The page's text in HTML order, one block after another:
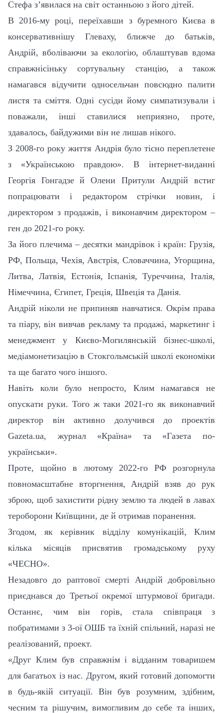
Стефа з’явилася на світ останньою з його дітей.
В 2016-му році, переїхавши з буремного Києва в
консервативнішу Глеваху, ближче до батьків,
Андрій, вболіваючи за екологію, облаштував вдома
справжнісіньку сортувальну станцію, а також
намагався відучити односельчан повсюдно палити
листя та сміття. Одні сусіди йому симпатизували і
поважали, інші ставилися неприязно, проте,
здавалось, байдужими він не лишав нікого.
З 2008-го року життя Андрія було тісно переплетене
з «Українською правдою». В інтернет-виданні
Георгія Гонгадзе й Олени Притули Андрій встиг
попрацювати і редактором стрічки новин, і
директором з продажів, і виконавчим директором –
ген до 2021-го року.
За його плечима – десятки мандрівок і країн: Грузія,
РФ, Польща, Чехія, Австрія, Словаччина, Угорщина,
Литва, Латвія, Естонія, Іспанія, Туреччина, Італія,
Німеччина, Єгипет, Греція, Швеція та Данія.
Андрій ніколи не припиняв навчатися. Окрім права
та піару, він вивчав рекламу та продажі, маркетинг і
менеджмент у Києво-Могилянській бізнес-школі,
медіамонетизацію в Стокгольмській школі економіки
та ще багато чого іншого.
Навіть коли було непросто, Клим намагався не
опускати руки. Того ж таки 2021-го як виконавчий
директор він активно долучився до проектів
Gazeta.ua, журнал «Країна» та «Газета по-
українськи».
Проте, щойно в лютому 2022-го РФ розгорнула
повномасштабне вторгнення, Андрій взяв до рук
зброю, щоб захистити рідну землю та людей в лавах
тероборони Київщини, де й отримав поранення.
Згодом, як керівник відділу комунікацій, Клим
кілька місяців присвятив громадському руху
«ЧЕСНО».
Незадовго до раптової смерті Андрій добровільно
приєднався до Третьої окремої штурмової бригади.
Останнє, чим він горів, стала співпраця з
побратимами з 3-ої ОШБ та їхній спільний, наразі не
реалізований, проект.
«Друг Клим був справжнім і відданим товаришем
для багатьох із нас. Другом, який готовий допомогти
в будь-якій ситуації. Він був розумним, здібним,
чесним та рішучим, вимогливим до себе та інших,